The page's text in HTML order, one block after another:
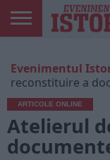
ONLINE
EDIȚII
TIPĂRITE
ISTORIC
PLAY
CONTUL
MEU
Evenimentul
reconstituire a
ARTICOLE ONLINE
Atelierul